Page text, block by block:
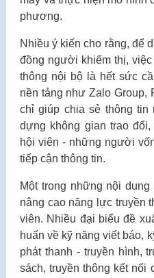
phương.
Nhiều ý kiến cho rằng, để
đồng người khiếm thị,
thông nội bộ là hết sức
nền tảng như Zalo Group,
chỉ giúp chia sẻ thông tin
dựng không gian trao
hội viên - những người
tiếp cận thông tin.
Một trong những nội
nâng cao năng lực truyền
viên. Nhiều đại biểu đề
huấn về kỹ năng viết báo,
phát thanh - truyền hình,
sách, truyền thông kết nối